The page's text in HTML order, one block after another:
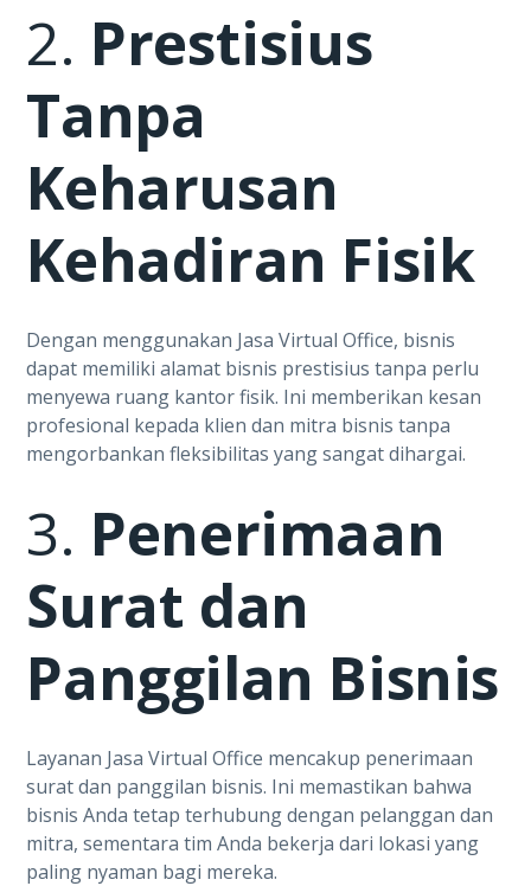
2. Prestisius
Tanpa
Keharusan
Kehadiran Fisik
Dengan menggunakan Jasa Virtual Office, bisnis
dapat memiliki alamat bisnis prestisius tanpa perlu
menyewa ruang kantor fisik. Ini memberikan kesan
profesional kepada klien dan mitra bisnis tanpa
mengorbankan fleksibilitas yang sangat dihargai.
3. Penerimaan
Surat dan
Panggilan Bisnis
Layanan Jasa Virtual Office mencakup penerimaan
surat dan panggilan bisnis. Ini memastikan bahwa
bisnis Anda tetap terhubung dengan pelanggan dan
mitra, sementara tim Anda bekerja dari lokasi yang
paling nyaman bagi mereka.